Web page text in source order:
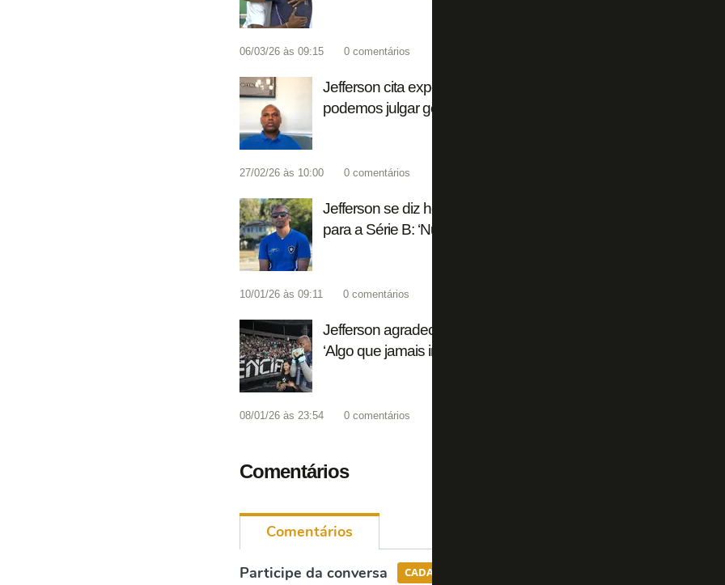
06/03/26 às 09:15 0 comentários
Jefferson cita experiência própria e pede paciência com Neto no
podemos julgar goleiro que está se adaptando e voltou de lesão'
27/02/26 às 10:00 0 comentários
Jefferson se diz honrado com inclusão em bandeirão do Botafogo
para a Série B: ‘Nunca coloquei dinheiro à frente do
10/01/26 às 09:11 0 comentários
Jefferson agradece à torcida do Botafogo por escolhê-lo em
‘Algo que jamais imaginei’
08/01/26 às 23:54 0 comentários
Comentários